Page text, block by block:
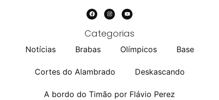
Categorias
Notícias Brabas Olímpicos Base
Cortes do Alambrado Deskascando
A bordo do Timão por Flávio Perez